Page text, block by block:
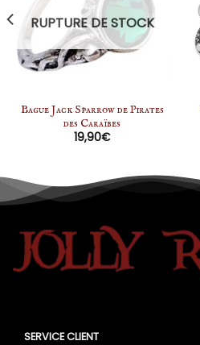
RUPTURE DE STOCK
Bague Jack Sparrow de Pirates
des Caraïbes
19,90€
SERVICE CLIENT